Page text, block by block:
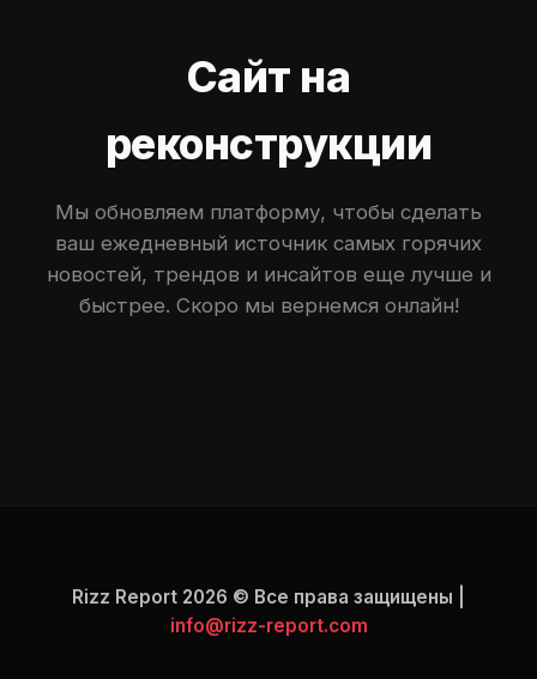
Сайт на
реконструкции
Мы обновляем платформу, чтобы сделать
ваш ежедневный источник самых горячих
новостей, трендов и инсайтов еще лучше и
быстрее. Скоро мы вернемся онлайн!
Rizz Report 2026 © Все права защищены |
info@rizz-report.com